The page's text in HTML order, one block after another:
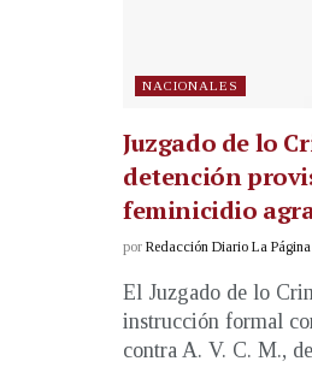
NACIONALES
Juzgado de lo
detención
feminicidio
por Redacción Diario La Página
El Juzgado de lo
instrucción formal
contra A. V. C. M.,